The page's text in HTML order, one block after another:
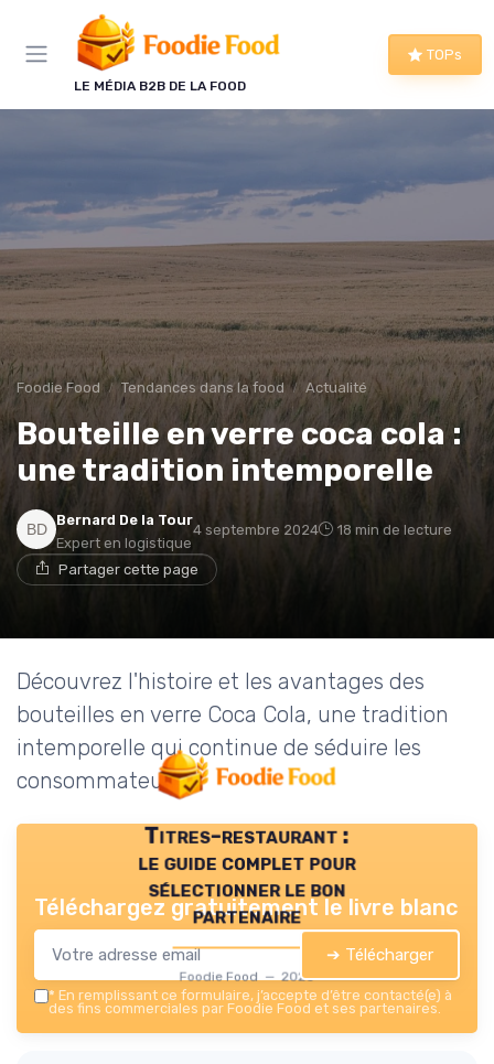
LE MÉDIA B2B DE LA FOOD
TOPs
Foodie Food Tendances dans la food Actualité
Bouteille en verre coca cola :
une tradition intemporelle
Bernard De la Tour
Expert en logistique
4 septembre 2024 18 min de lecture
Partager cette page
Découvrez l'histoire et les avantages des
bouteilles en verre Coca Cola, une tradition
intemporelle qui continue de séduire les
consommateurs.
Titres-restaurant :
le guide complet pour
sélectionner le bon
partenaire
Foodie Food — 2026
Téléchargez gratuitement le livre blanc
➔ Télécharger
* En remplissant ce formulaire, j’accepte d’être contacté(e) à
des fins commerciales par Foodie Food et ses partenaires.
Panneau de gestion des cookies